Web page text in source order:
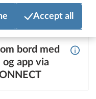
Accept all
bord med
app via
Mer